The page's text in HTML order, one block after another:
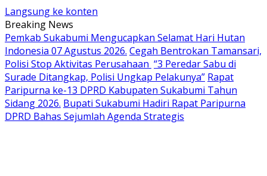
Langsung ke konten
Breaking News
Pemkab Sukabumi Mengucapkan Selamat Hari Hutan
Indonesia 07 Agustus 2026. Cegah Bentrokan Tamansari,
Polisi Stop Aktivitas Perusahaan “3 Peredar Sabu di
Surade Ditangkap, Polisi Ungkap Pelakunya” Rapat
Paripurna ke-13 DPRD Kabupaten Sukabumi Tahun
Sidang 2026. Bupati Sukabumi Hadiri Rapat Paripurna
DPRD Bahas Sejumlah Agenda Strategis